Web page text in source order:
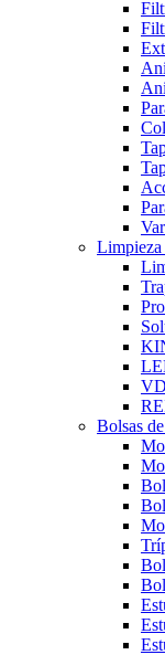
Limpieza
Bolsas